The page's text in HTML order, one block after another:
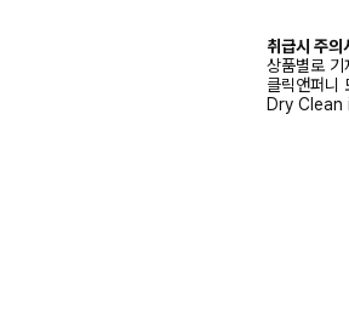
취급시 주
상품별로
클릭앤퍼니
Dry